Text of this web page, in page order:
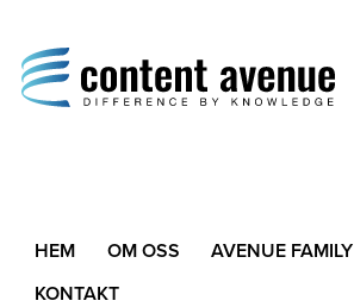
Difference by Knowledge
HEM OM OSS AVENUE FAMILY
KONTAKT